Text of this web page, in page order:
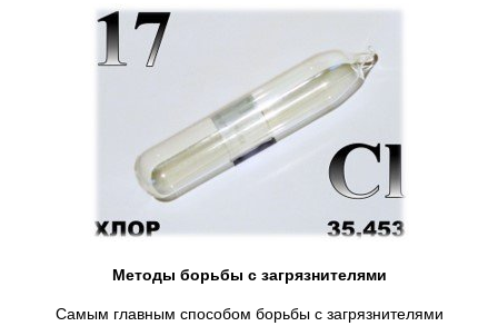
Методы борьбы с загрязнителями
Самым главным способом борьбы с загрязнителями